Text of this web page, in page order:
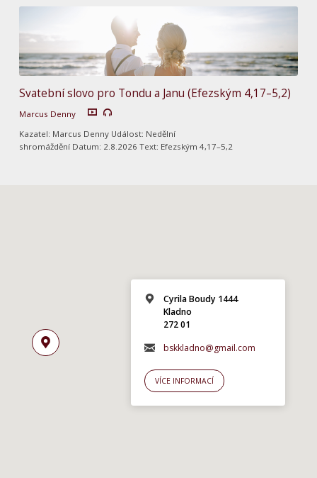
Svatební slovo pro Tondu a Janu (Efezským 4,17–5,2)
Marcus Denny
Kazatel: Marcus Denny Událost: Nedělní
shromáždění Datum: 2.8.2026 Text: Efezským 4,17–5,2
Cyrila Boudy 1444
Kladno
272 01
bskkladno@gmail.com
VÍCE INFORMACÍ